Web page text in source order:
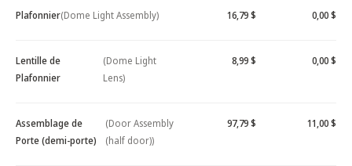
Plafonnier(Dome Light Assembly) 16,79 $ 0,00 $
Lentille de
Plafonnier
(Dome Light
Lens)
8,99 $ 0,00 $
Assemblage de
Porte (demi-porte)
(Door Assembly
(half door))
97,79 $ 11,00 $